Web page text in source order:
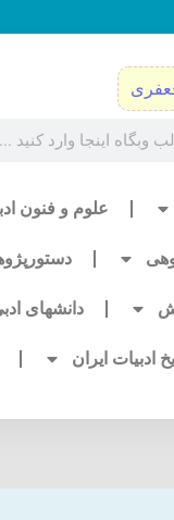
علوم و فنون
دانشهای
ادبیات ایران